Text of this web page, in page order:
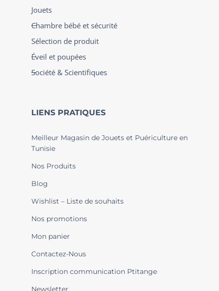
Jouets
Chambre bébé et sécurité
Sélection de produit
Éveil et poupées
Société & Scientifiques
LIENS PRATIQUES
Meilleur Magasin de Jouets et Puériculture en
Tunisie
Nos Produits
Blog
Wishlist – Liste de souhaits
Nos promotions
Mon panier
Contactez-Nous
Inscription communication Ptitange
Newsletter